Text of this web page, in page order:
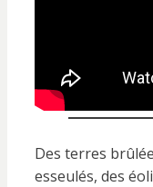
Des terres
esseulés, des